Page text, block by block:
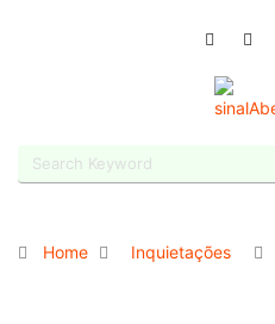
Home Inquietações